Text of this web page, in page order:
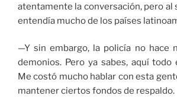
atentamente la conversación, pero al
entendía mucho de los países
—Y sin embargo, la policía no hace
demonios. Pero ya sabes, aquí todo
Me costó mucho hablar con esta
mantener ciertos fondos de respaldo.